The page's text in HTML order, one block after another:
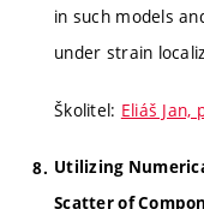
in such models
under strain
Školitel: Eliáš Jan,
Utilizing
Scatter of